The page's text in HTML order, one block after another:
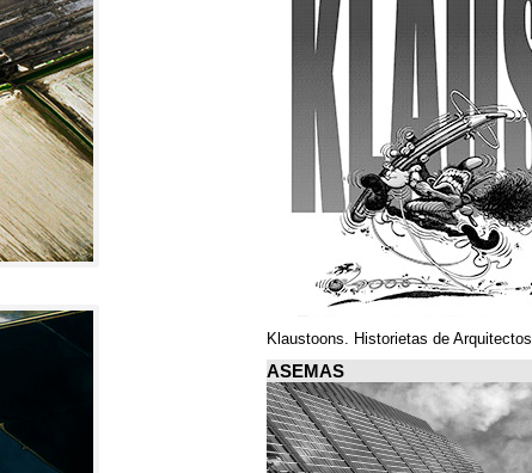
Klaustoons. Historietas de Arquitectos
ASEMAS